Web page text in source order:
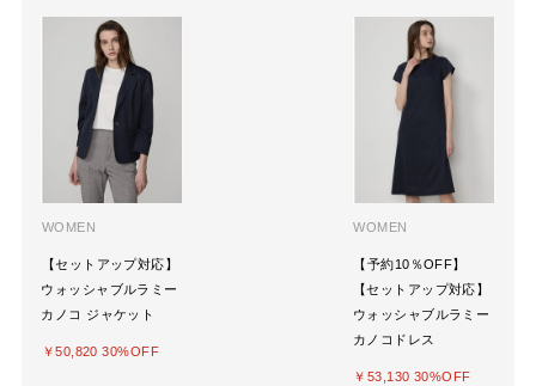
WOMEN
【セットアップ対応】
ウォッシャブルラミー
カノコ ジャケット
￥50,820 30%OFF
WOMEN
【予約10％OFF】
【セットアップ対応】
ウォッシャブルラミー
カノコドレス
￥53,130 30%OFF